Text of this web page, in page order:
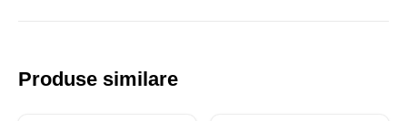
Produse similare